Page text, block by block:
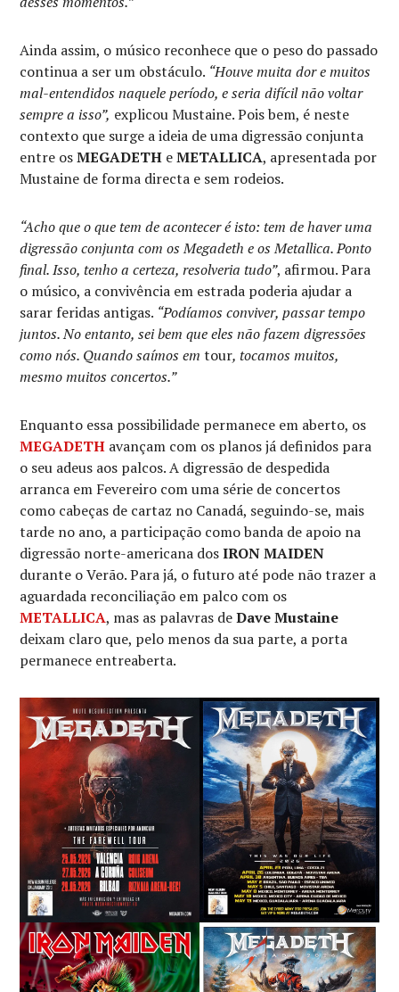
Ainda assim, o músico reconhece que o peso do passado
continua a ser um obstáculo. “Houve muita dor e muitos
mal-entendidos naquele período, e seria difícil não voltar
sempre a isso”, explicou Mustaine. Pois bem, é neste
contexto que surge a ideia de uma digressão conjunta
entre osMEGADETH eMETALLICA, apresentada por
Mustaine de forma directa e sem rodeios.
“Acho que o que tem de acontecer é isto: tem de haver uma
digressão conjunta com os Megadeth e os Metallica. Ponto
final. Isso, tenho a certeza, resolveria tudo”, afirmou. Para
o músico, a convivência em estrada poderia ajudar a
sarar feridas antigas. “Podíamos conviver, passar tempo
juntos. No entanto, sei bem que eles não fazem digressões
como nós. Quando saímos emtour, tocamos muitos,
mesmo muitos concertos.”
Enquanto essa possibilidade permanece em aberto, os
MEGADETH avançam com os planos já definidos para
o seu adeus aos palcos. A digressão de despedida
arranca em Fevereiro com uma série de concertos
como cabeças de cartaz no Canadá, seguindo-se, mais
tarde no ano, a participação como banda de apoio na
digressão norte-americana dosIRON MAIDEN
durante o Verão. Para já, o futuro até pode não trazer a
aguardada reconciliação em palco com os
METALLICA, mas as palavras deDave Mustaine
deixam claro que, pelo menos da sua parte, a porta
permanece entreaberta.